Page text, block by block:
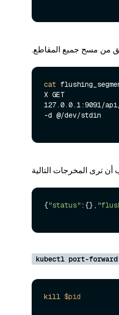
من مسح جميع المقاطع.
cat
X GET
127.0.0.1:9091/
-d @/dev/stdin
أن ترى المخرجات التالية
{"status" :{},
kubectl port-forward
kill $pid